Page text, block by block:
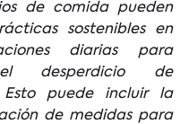
de comida pueden
sostenibles en
diarias para
desperdicio de
Esto puede incluir la
de medidas para